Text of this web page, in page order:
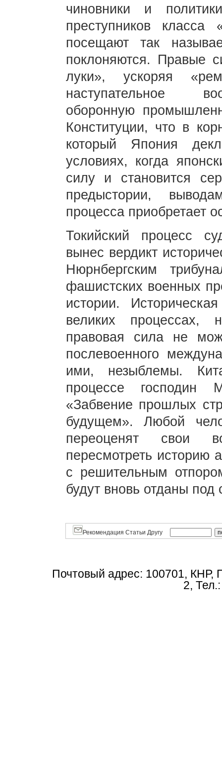
чиновники и
преступников
посещают так
поклоняются. Правые
луки», ускоряя
наступательное
оборонную
Конституции, что в
который Япония
условиях, когда
силу и становится
предыстории,
процесса приобретает
Токийский процесс
вынес вердикт
Нюрнбергским
фашистских военных
истории.
великих процессах,
правовая сила не
послевоенного
ими, незыблемы.
процессе господин
«Забвение прошлых
будущем». Любой
переоценят свои
пересмотреть историю
с решительным
будут вновь отданы под
Рекомендация Статьи Другу
Почтовый адрес: 100701, КНР,
2,